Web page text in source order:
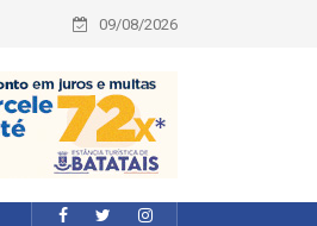
09/08/2026